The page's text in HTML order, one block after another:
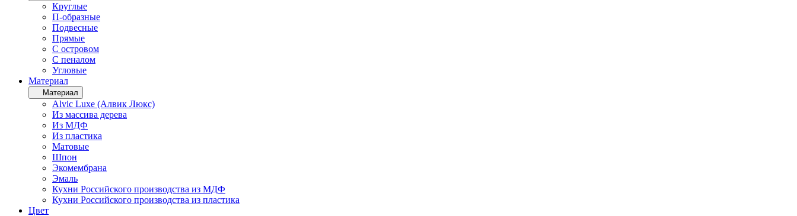
Круглые
П-образные
Подвесные
Прямые
С островом
С пеналом
Угловые
Материал
Материал
Alvic Luxe (Алвик Люкс)
Из массива дерева
Из МДФ
Из пластика
Матовые
Шпон
Экомембрана
Эмаль
Кухни Российского производства из МДФ
Кухни Российского производства из пластика
Цвет